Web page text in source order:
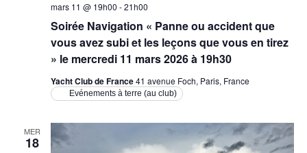
Soirée Navigation « Panne ou accident que
vous avez subi et les leçons que vous en tirez
» le mercredi 11 mars 2026 à 19h30
mars 11 @ 19h00 -21h00
Yacht Club de France41 avenue Foch, Paris, France
Evénements à terre (au club)
MER
18